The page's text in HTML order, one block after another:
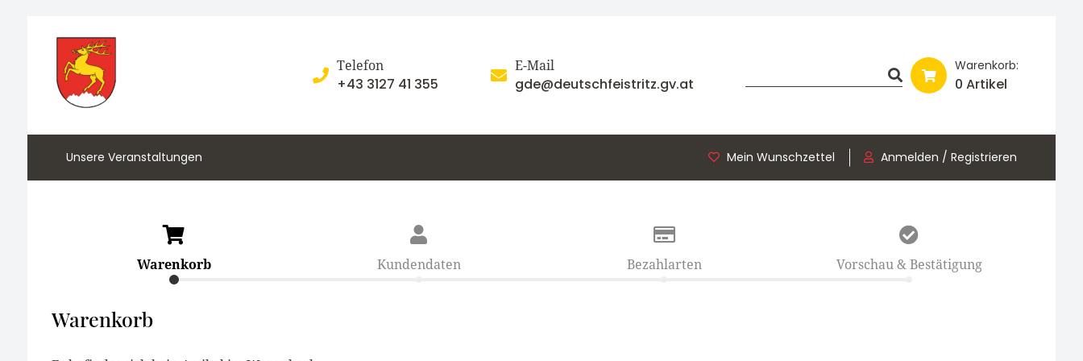
Telefon
+43 3127 41 355
E-Mail
gde@deutschfeistritz.gv.at
Warenkorb:
0 Artikel
Unsere Veranstaltungen Mein Wunschzettel Anmelden / Registrieren
Warenkorb Kundendaten Bezahlarten Vorschau & Bestätigung
Warenkorb